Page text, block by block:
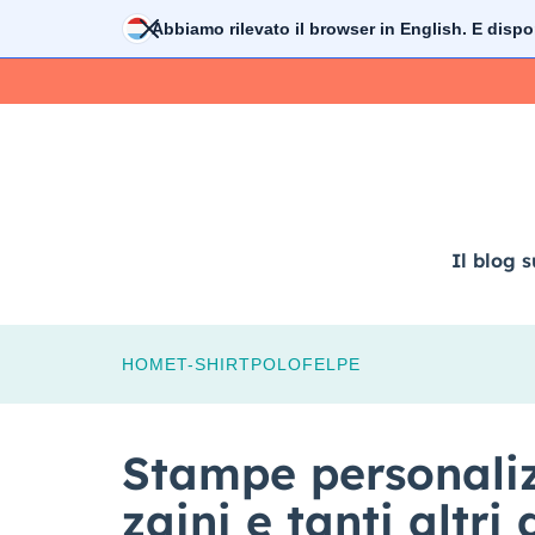
Abbiamo rilevato il browser in English. E
Il blog
HOMET-SHIRTPOLOFELPE
Stampe
zaini e tanti altri